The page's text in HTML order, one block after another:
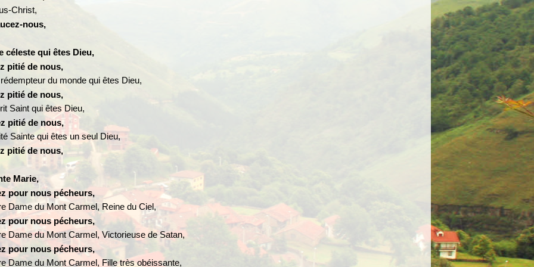
Christ,
nous,
céleste qui êtes Dieu,
pitié de nous,
du monde qui êtes Dieu,
pitié de nous,
Saint qui êtes Dieu,
pitié de nous,
Sainte qui êtes un seul Dieu,
pitié de nous,
Marie,
pour nous pécheurs,
Dame du Mont Carmel, Reine du Ciel,
pour nous pécheurs,
Dame du Mont Carmel, Victorieuse de Satan,
pour nous pécheurs,
Dame du Mont Carmel, Fille très obéissante,